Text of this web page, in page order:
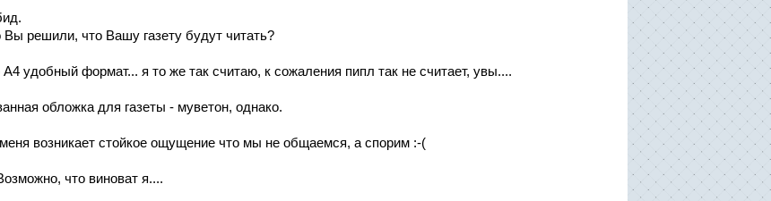
Вы решили, что Вашу газету будут читать?
А4 удобный формат... я то же так считаю, к сожаления пипл так не считает, увы....
обложка для газеты - муветон, однако.
возникает стойкое ощущение что мы не общаемся, а спорим :-(
что виноват я....